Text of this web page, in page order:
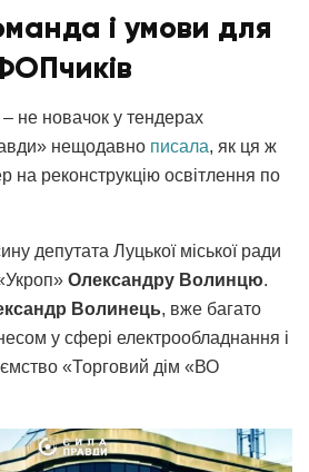
і умови для
не новачок у тендерах
нещодавно писала, як ця ж
на реконструкцію освітлення по
депутата Луцької міської ради
Олександру Волинцю.
Волинець, вже багато
у сфері електрообладнання і
«Торговий дім «ВО